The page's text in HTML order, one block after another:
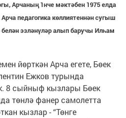
Арчаның 1нче мәктәбен 1975 елда
педагогика көллиятеннән сугыш
эзләнүләр алып баручы Илһам
йөрткән Арча егете, Бөек
Ежков турында
8 сыйныф кызлары Бөек
төнлә фанер самолетта
кызлар - “Төнге